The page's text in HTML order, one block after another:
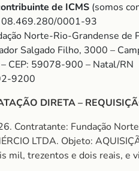
de ICMS (somos
08.469.280/0001-93
Norte-Rio-Grandense de
Salgado Filho, 3000 –
CEP: 59078-900 – Natal/RN
9200
DIRETA –
Contratante: Fundação
LTDA. Objeto:
mil, trezentos e dois reais, e